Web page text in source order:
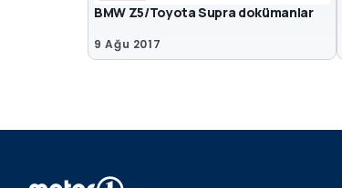
BMW Z5/Toyota Supra dokümanlar
9 Ağu 2017